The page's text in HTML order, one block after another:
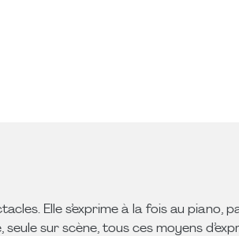
Elle s’exprime à la fois au piano,
sur scène, tous ces moyens